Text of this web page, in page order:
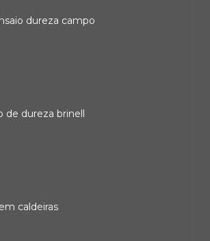
ensaio dureza campo
de dureza brinell
caldeiras